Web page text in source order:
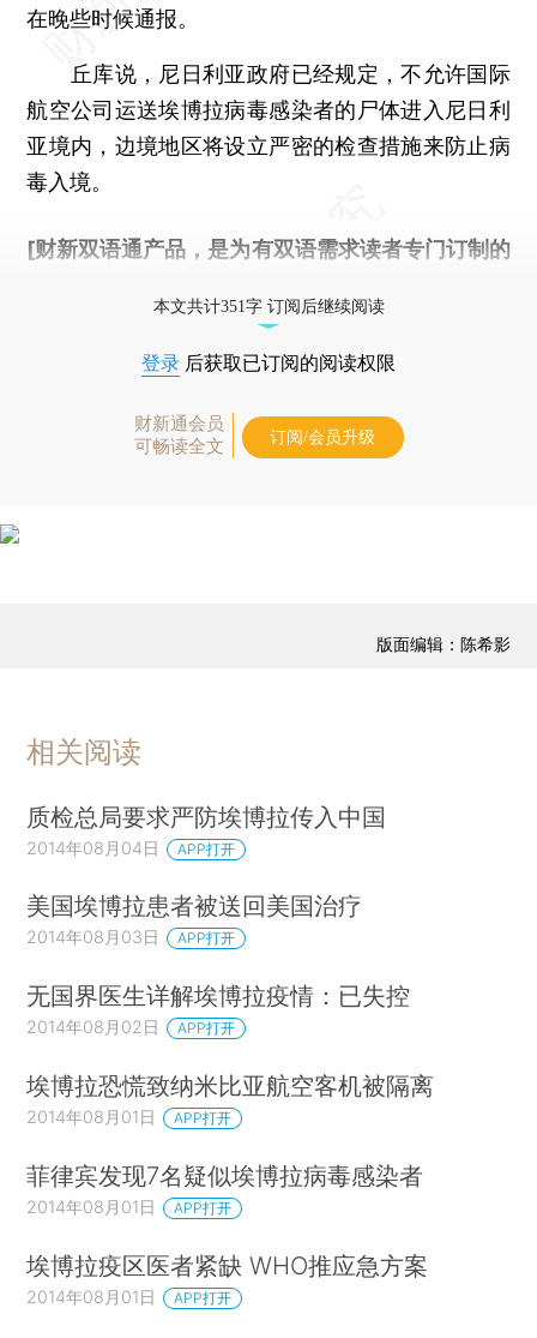
在晚些时候通报。
丘库说，尼日利亚政府已经规定，不允许国际
航空公司运送埃博拉病毒感染者的尸体进入尼日利
亚境内，边境地区将设立严密的检查措施来防止病
毒入境。
[财新双语通产品，是为有双语需求读者专门订制的
本文共计351字 订阅后继续阅读
登录 后获取已订阅的阅读权限
财新通会员
可畅读全文
订阅/会员升级
版面编辑：陈希影
相关阅读
质检总局要求严防埃博拉传入中国
2014年08月04日 APP打开
美国埃博拉患者被送回美国治疗
2014年08月03日 APP打开
无国界医生详解埃博拉疫情：已失控
2014年08月02日 APP打开
埃博拉恐慌致纳米比亚航空客机被隔离
2014年08月01日 APP打开
菲律宾发现7名疑似埃博拉病毒感染者
2014年08月01日 APP打开
埃博拉疫区医者紧缺 WHO推应急方案
2014年08月01日 APP打开